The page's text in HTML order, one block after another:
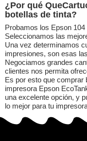
¿Por qué
botellas de tinta?
Probamos los Epson
Seleccionamos las
Una vez determinamos
impresiones, son esas
Negociamos grandes
clientes nos permita
Es por esto que comprar
impresora Epson
una excelente opción, y
lo mejor para tu